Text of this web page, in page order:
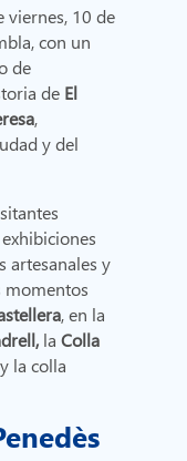
viernes, 10 de
con un
de
de El
,
y del
artesanales y
momentos
, en la
la Colla
y la colla